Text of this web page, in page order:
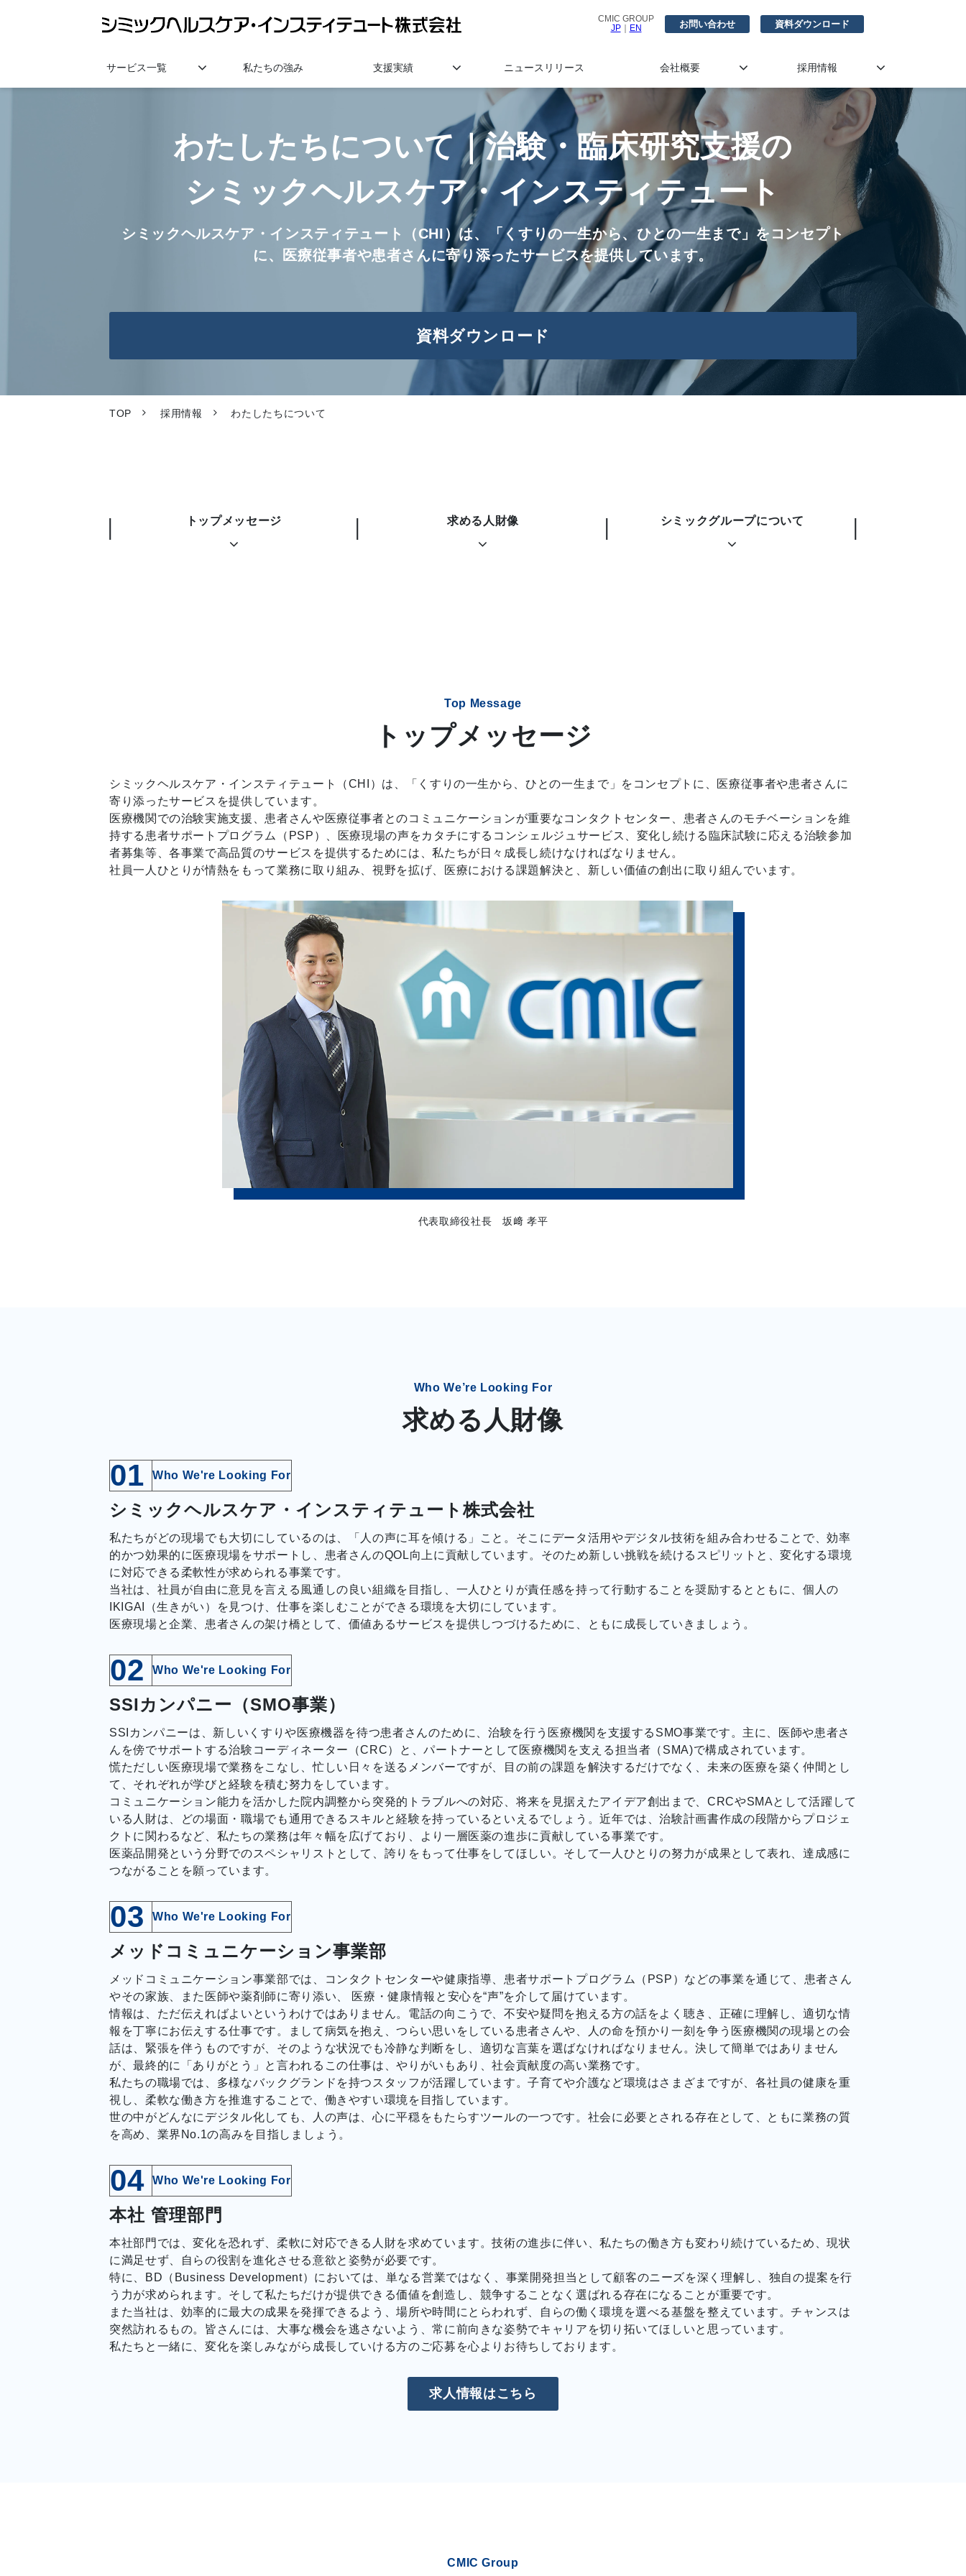
CMIC GROUP
JP｜ EN お問い合わせ 資料ダウンロード
サービス一覧 私たちの強み 支援実績 ニュースリリース 会社概要 採用情報
わたしたちについて｜治験・臨床研究支援の
シミックヘルスケア・インスティテュート
シミックヘルスケア・インスティテュート（CHI）は、「くすりの一生から、ひとの一生まで」をコンセプト
に、医療従事者や患者さんに寄り添ったサービスを提供しています。
資料ダウンロード
TOP 採用情報 わたしたちについて
トップメッセージ 求める人財像 シミックグループについて
Top Message
トップメッセージ
シミックヘルスケア・インスティテュート（CHI）は、「くすりの一生から、ひとの一生まで」をコンセプトに、医療従事者や患者さんに
寄り添ったサービスを提供しています。
医療機関での治験実施支援、患者さんや医療従事者とのコミュニケーションが重要なコンタクトセンター、患者さんのモチベーションを維
持する患者サポートプログラム（PSP）、医療現場の声をカタチにするコンシェルジュサービス、変化し続ける臨床試験に応える治験参加
者募集等、各事業で高品質のサービスを提供するためには、私たちが日々成長し続けなければなりません。
社員一人ひとりが情熱をもって業務に取り組み、視野を拡げ、医療における課題解決と、新しい価値の創出に取り組んでいます。
代表取締役社長 坂﨑 孝平
Who We’re Looking For
求める人財像
01 Who We're Looking For
シミックヘルスケア・インスティテュート株式会社
私たちがどの現場でも大切にしているのは、「人の声に耳を傾ける」こと。そこにデータ活用やデジタル技術を組み合わせることで、効率
的かつ効果的に医療現場をサポートし、患者さんのQOL向上に貢献しています。そのため新しい挑戦を続けるスピリットと、変化する環境
に対応できる柔軟性が求められる事業です。
当社は、社員が自由に意見を言える風通しの良い組織を目指し、一人ひとりが責任感を持って行動することを奨励するとともに、個人の
IKIGAI（生きがい）を見つけ、仕事を楽しむことができる環境を大切にしています。
医療現場と企業、患者さんの架け橋として、価値あるサービスを提供しつづけるために、ともに成長していきましょう。
02 Who We're Looking For
SSIカンパニー（SMO事業）
SSIカンパニーは、新しいくすりや医療機器を待つ患者さんのために、治験を行う医療機関を支援するSMO事業です。主に、医師や患者さ
んを傍でサポートする治験コーディネーター（CRC）と、パートナーとして医療機関を支える担当者（SMA)で構成されています。
慌ただしい医療現場で業務をこなし、忙しい日々を送るメンバーですが、目の前の課題を解決するだけでなく、未来の医療を築く仲間とし
て、それぞれが学びと経験を積む努力をしています。
コミュニケーション能力を活かした院内調整から突発的トラブルへの対応、将来を見据えたアイデア創出まで、CRCやSMAとして活躍して
いる人財は、どの場面・職場でも通用できるスキルと経験を持っているといえるでしょう。近年では、治験計画書作成の段階からプロジェ
クトに関わるなど、私たちの業務は年々幅を広げており、より一層医薬の進歩に貢献している事業です。
医薬品開発という分野でのスペシャリストとして、誇りをもって仕事をしてほしい。そして一人ひとりの努力が成果として表れ、達成感に
つながることを願っています。
03 Who We're Looking For
メッドコミュニケーション事業部
メッドコミュニケーション事業部では、コンタクトセンターや健康指導、患者サポートプログラム（PSP）などの事業を通じて、患者さん
やその家族、また医師や薬剤師に寄り添い、 医療・健康情報と安心を“声”を介して届けています。
情報は、ただ伝えればよいというわけではありません。電話の向こうで、不安や疑問を抱える方の話をよく聴き、正確に理解し、適切な情
報を丁寧にお伝えする仕事です。まして病気を抱え、つらい思いをしている患者さんや、人の命を預かり一刻を争う医療機関の現場との会
話は、緊張を伴うものですが、そのような状況でも冷静な判断をし、適切な言葉を選ばなければなりません。決して簡単ではありません
が、最終的に「ありがとう」と言われるこの仕事は、やりがいもあり、社会貢献度の高い業務です。
私たちの職場では、多様なバックグランドを持つスタッフが活躍しています。子育てや介護など環境はさまざまですが、各社員の健康を重
視し、柔軟な働き方を推進することで、働きやすい環境を目指しています。
世の中がどんなにデジタル化しても、人の声は、心に平穏をもたらすツールの一つです。社会に必要とされる存在として、ともに業務の質
を高め、業界No.1の高みを目指しましょう。
04 Who We're Looking For
本社 管理部門
本社部門では、変化を恐れず、柔軟に対応できる人財を求めています。技術の進歩に伴い、私たちの働き方も変わり続けているため、現状
に満足せず、自らの役割を進化させる意欲と姿勢が必要です。
特に、BD（Business Development）においては、単なる営業ではなく、事業開発担当として顧客のニーズを深く理解し、独自の提案を行
う力が求められます。そして私たちだけが提供できる価値を創造し、競争することなく選ばれる存在になることが重要です。
また当社は、効率的に最大の成果を発揮できるよう、場所や時間にとらわれず、自らの働く環境を選べる基盤を整えています。チャンスは
突然訪れるもの。皆さんには、大事な機会を逃さないよう、常に前向きな姿勢でキャリアを切り拓いてほしいと思っています。
私たちと一緒に、変化を楽しみながら成長していける方のご応募を心よりお待ちしております。
求人情報はこちら
CMIC Group